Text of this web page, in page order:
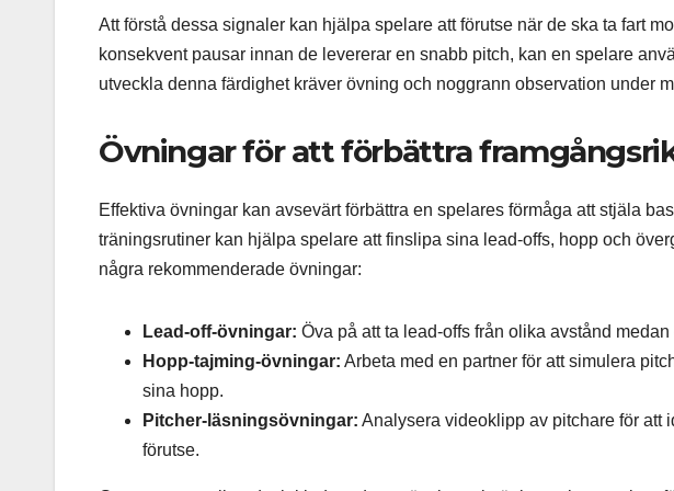
Att förstå dessa signaler kan hjälpa spelare att förutse när de ska ta fart
konsekvent pausar innan de levererar en snabb pitch, kan en spelare
utveckla denna färdighet kräver övning och noggrann observation under
Övningar för att förbättra
Effektiva övningar kan avsevärt förbättra en spelares förmåga att stjäla
träningsrutiner kan hjälpa spelare att finslipa sina lead-offs, hopp och
några rekommenderade övningar:
Lead-off-övningar: Öva på att ta lead-offs från olika avstånd
Hopp-tajming-övningar: Arbeta med en partner för att simulera
sina hopp.
Pitcher-läsningsövningar: Analysera videoklipp av pitchare för att
förutse.